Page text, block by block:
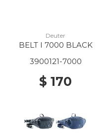
Deuter
BELT I 7000 BLACK
3900121-7000
$ 170